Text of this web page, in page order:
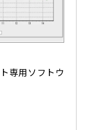
専用ソフトウ